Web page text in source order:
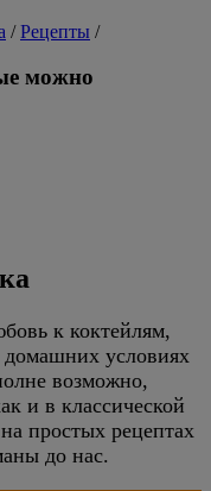
/Рецепты /
можно
к коктейлям,
домашних условиях
возможно,
и в классической
простых рецептах
до нас.